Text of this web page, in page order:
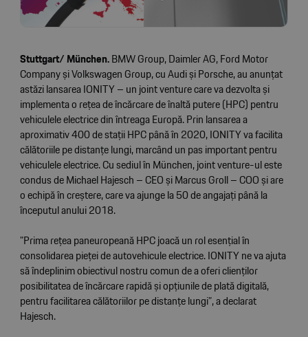
Stuttgart/München.BMW Group, Daimler AG, Ford Motor
Company și Volkswagen Group, cu Audi și Porsche, au anunțat
astăzi lansarea IONITY – un joint venture care va dezvolta și
implementa o rețea de încărcare de înaltă putere (HPC) pentru
vehiculele electrice din întreaga Europă. Prin lansarea a
aproximativ 400 de stații HPC până în 2020, IONITY va facilita
călătoriile pe distanțe lungi, marcând un pas important pentru
vehiculele electrice. Cu sediul în München, joint venture-ul este
condus de Michael Hajesch – CEO și Marcus Groll – COO și are
o echipă în creștere, care va ajunge la 50 de angajați până la
începutul anului 2018.
”Prima rețea paneuropeană HPC joacă un rol esențial în
consolidarea pieței de autovehicule electrice. IONITY ne va ajuta
să îndeplinim obiectivul nostru comun de a oferi clienților
posibilitatea de încărcare rapidă și opțiunile de plată digitală,
pentru facilitarea călătoriilor pe distanțe lungi”, a declarat
Hajesch.